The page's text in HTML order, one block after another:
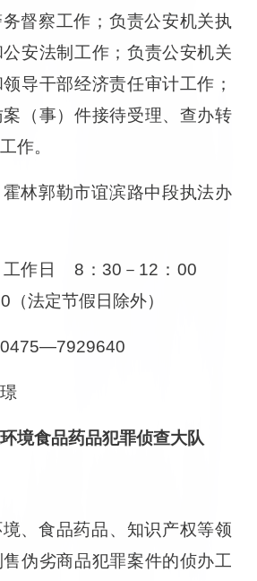
督察工作；负责公安机关执
安法制工作；负责公安机关
导干部经济责任审计工作；
（事）件接待受理、查办转
作。
林郭勒市谊滨路中段执法办
工作日 8：30－12：00
法定节假日除外）
环境食品药品犯罪侦查大队
、食品药品、知识产权等领
伪劣商品犯罪案件的侦办工